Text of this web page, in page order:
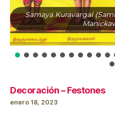
Samaya Kuravargal
Decoración – Festones
enero 18, 2023